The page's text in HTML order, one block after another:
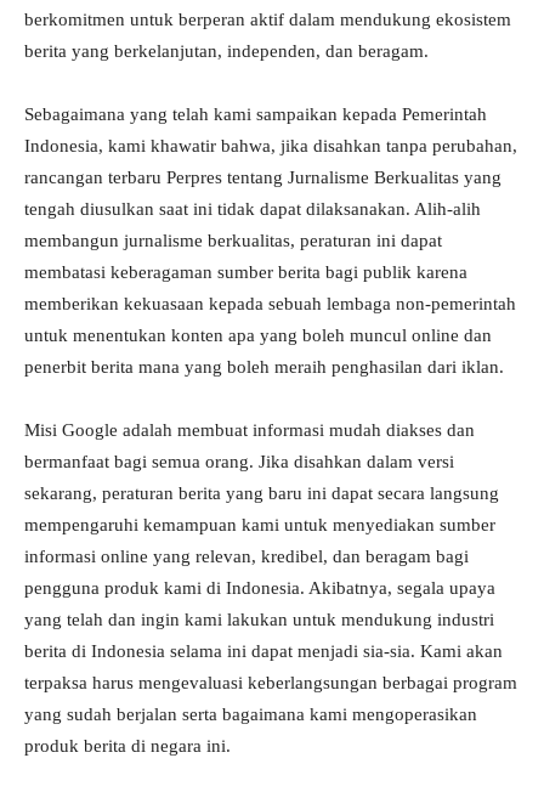
berkomitmen untuk berperan aktif dalam mendukung ekosistem
berita yang berkelanjutan, independen, dan beragam.
Sebagaimana yang telah kami sampaikan kepada Pemerintah
Indonesia, kami khawatir bahwa, jika disahkan tanpa perubahan,
rancangan terbaru Perpres tentang Jurnalisme Berkualitas yang
tengah diusulkan saat ini tidak dapat dilaksanakan. Alih-alih
membangun jurnalisme berkualitas, peraturan ini dapat
membatasi keberagaman sumber berita bagi publik karena
memberikan kekuasaan kepada sebuah lembaga non-pemerintah
untuk menentukan konten apa yang boleh muncul online dan
penerbit berita mana yang boleh meraih penghasilan dari iklan.
Misi Google adalah membuat informasi mudah diakses dan
bermanfaat bagi semua orang. Jika disahkan dalam versi
sekarang, peraturan berita yang baru ini dapat secara langsung
mempengaruhi kemampuan kami untuk menyediakan sumber
informasi online yang relevan, kredibel, dan beragam bagi
pengguna produk kami di Indonesia. Akibatnya, segala upaya
yang telah dan ingin kami lakukan untuk mendukung industri
berita di Indonesia selama ini dapat menjadi sia-sia. Kami akan
terpaksa harus mengevaluasi keberlangsungan berbagai program
yang sudah berjalan serta bagaimana kami mengoperasikan
produk berita di negara ini.